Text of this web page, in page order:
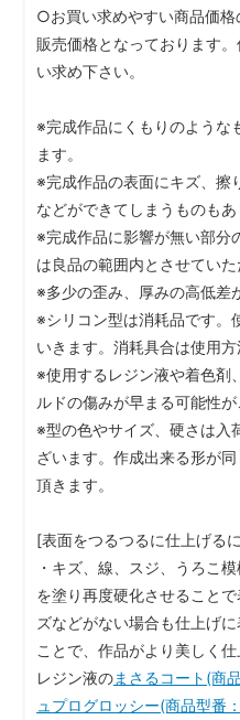
○お買い求めやすい商品価格
販売価格となっております
い求め下さい。
※完成作品にくもりのような
ます。
※完成作品の表面にキズ、擦
などができてしまうものもあ
※完成作品に影響が無い部分
は良品の範囲内とさせていた
※多少の歪み、厚みの高低差
※シリコン型は消耗品です。
いきます。消耗具合は使用
※使用するレジン液や着色剤
ルドの傷みが早まる可能性が
※型の色やサイズ、硬さは入
ざいます。作成出来る形が
頂きます。
[表面をつるつるに仕上げる
・キズ、線、スジ、うろこ
を塗り再度硬化させること
ズなどがない場合も仕上げ
ことで、作品がより美しく
レジン液のまさるコート(商
ュプログロッシー(商品型番